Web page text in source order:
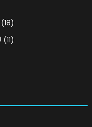
(18)
(11)